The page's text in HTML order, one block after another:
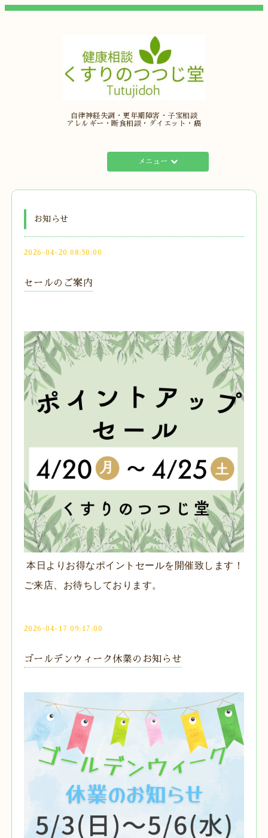
自律神経失調・更年期障害・子宝相談
アレルギー・断食相談・ダイエット・癌
メニュー
お知らせ
2026-04-20 08:50:00
セールのご案内
本日よりお得なポイントセールを開催致します！
ご来店、お待ちしております。
2026-04-17 09:17:00
ゴールデンウィーク休業のお知らせ